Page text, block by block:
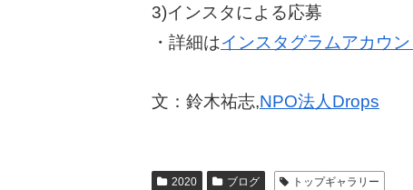
3)インスタによる応募
・詳細はインスタグラムアカウン
文：鈴木祐志,NPO法人Drops
2020 ブログ トップギャラリー